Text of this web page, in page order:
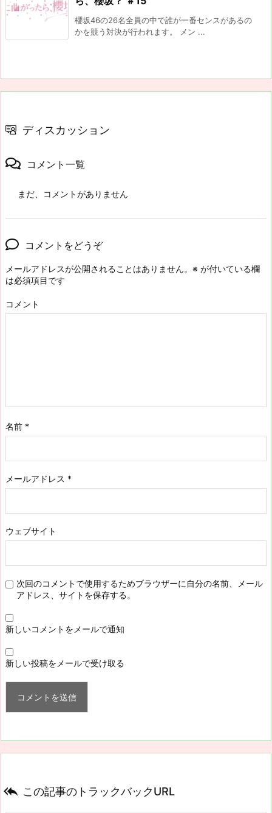
櫻坂46の26名全員の中で誰が一番センスがあるの
かを競う対決が行われます。 メン ...
ディスカッション
コメント一覧
まだ、コメントがありません
コメントをどうぞ
メールアドレスが公開されることはありません。 ※ が付いている欄
は必須項目です
コメント
名前 *
メールアドレス *
ウェブサイト
次回のコメントで使用するためブラウザーに自分の名前、メール
アドレス、サイトを保存する。
新しいコメントをメールで通知
新しい投稿をメールで受け取る
 この記事のトラックバックURL